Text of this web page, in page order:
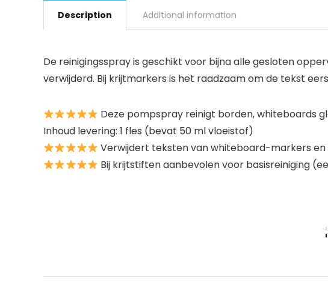
Description Additional information
De reinigingsspray is geschikt voor bijna alle gesloten
verwijderd. Bij krijtmarkers is het raadzaam om de tekst
Deze pompspray reinigt borden, whiteboards
Inhoud levering: 1 fles (bevat 50 ml vloeistof)
Verwijdert teksten van whiteboard-markers
Bij krijtstiften aanbevolen voor basisreiniging